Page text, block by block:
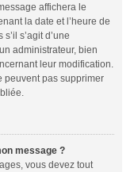
affichera le
la date et l’heure de
s’agit d’une
administrateur, bien
leur modification.
peuvent pas supprimer
message ?
vous devez tout